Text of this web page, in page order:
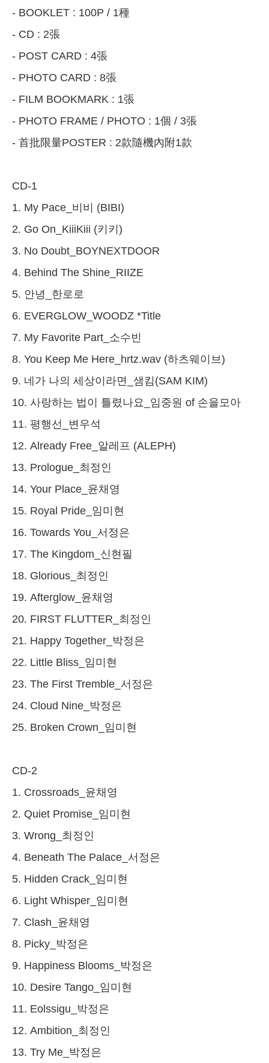
- BOOKLET : 100P / 1種
- CD : 2張
- POST CARD : 4張
- PHOTO CARD : 8張
- FILM BOOKMARK : 1張
- PHOTO FRAME / PHOTO : 1個 / 3張
- 首批限量POSTER : 2款隨機內附1款
CD-1
1. My Pace_비비 (BIBI)
2. Go On_KiiiKiii (키키)
3. No Doubt_BOYNEXTDOOR
4. Behind The Shine_RIIZE
5. 안녕_한로로
6. EVERGLOW_WOODZ *Title
7. My Favorite Part_소수빈
8. You Keep Me Here_hrtz.wav (하츠웨이브)
9. 네가 나의 세상이라면_샘킴(SAM KIM)
10. 사랑하는 법이 틀렸나요_임중원 of 손을모아
11. 평행선_변우석
12. Already Free_알레프 (ALEPH)
13. Prologue_최정인
14. Your Place_윤채영
15. Royal Pride_임미현
16. Towards You_서정은
17. The Kingdom_신현필
18. Glorious_최정인
19. Afterglow_윤채영
20. FIRST FLUTTER_최정인
21. Happy Together_박정은
22. Little Bliss_임미현
23. The First Tremble_서정은
24. Cloud Nine_박정은
25. Broken Crown_임미현
CD-2
1. Crossroads_윤채영
2. Quiet Promise_임미현
3. Wrong_최정인
4. Beneath The Palace_서정은
5. Hidden Crack_임미현
6. Light Whisper_임미현
7. Clash_윤채영
8. Picky_박정은
9. Happiness Blooms_박정은
10. Desire Tango_임미현
11. Eolssigu_박정은
12. Ambition_최정인
13. Try Me_박정은